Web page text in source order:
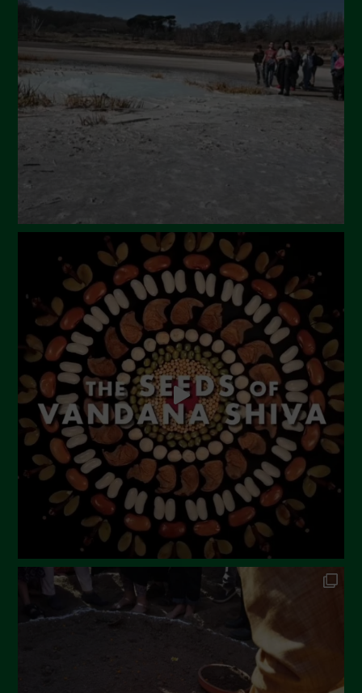
Settembre 2024
Luglio 2024
Maggio 2024
Aprile 2024
Marzo 2024
Febbraio 2024
Ottobre 2023
Settembre 2023
Agosto 2023
Luglio 2023
Giugno 2023
Maggio 2023
Aprile 2023
Marzo 2023
Febbraio 2023
Dicembre 2022
Novembre 2022
Ottobre 2022
Settembre 2022